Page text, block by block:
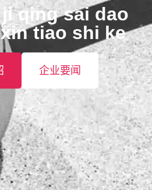
ji qing sai dao
tiao shi ke
企业要闻